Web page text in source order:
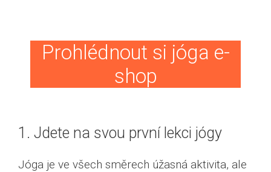
Prohlédnout si jóga e-
shop
1. Jdete na svou první lekci jógy
Jóga je ve všech směrech úžasná aktivita, ale